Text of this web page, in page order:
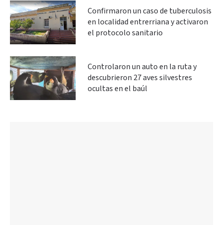
Confirmaron un caso de tuberculosis
en localidad entrerriana y activaron
el protocolo sanitario
Controlaron un auto en la ruta y
descubrieron 27 aves silvestres
ocultas en el baúl